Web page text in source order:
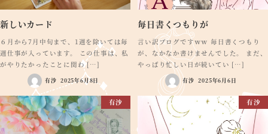
新しいカード
６月から7月中旬まで、1週を除いては毎
週仕事が入っています。 この仕事は、私
がやりたかったことに関わ […]
有沙 2025年6月8日
毎日書くつもりが
言い訳ブログですｗｗ 毎日書くつもり
が、なかなか書けませんでした。 まだ、
やっぱり忙しい日が続いてい […]
有沙 2025年6月6日
有沙 有沙